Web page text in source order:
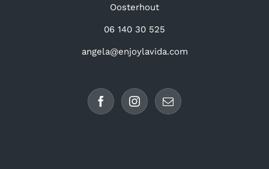
Oosterhout
06 140 30 525
angela@enjoylavida.com